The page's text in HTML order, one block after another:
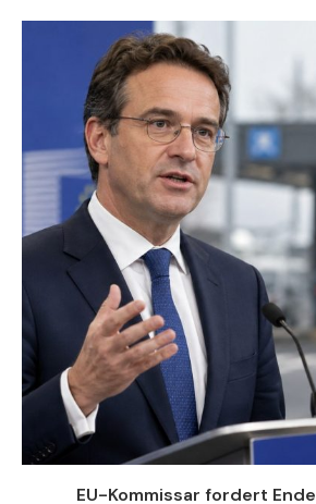
EU-Kommissar fordert